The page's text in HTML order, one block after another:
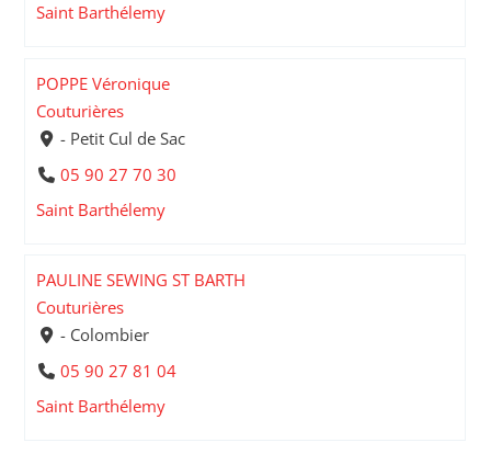
Saint Barthélemy
POPPE Véronique
Couturières
- Petit Cul de Sac
05 90 27 70 30
Saint Barthélemy
PAULINE SEWING ST BARTH
Couturières
- Colombier
05 90 27 81 04
Saint Barthélemy